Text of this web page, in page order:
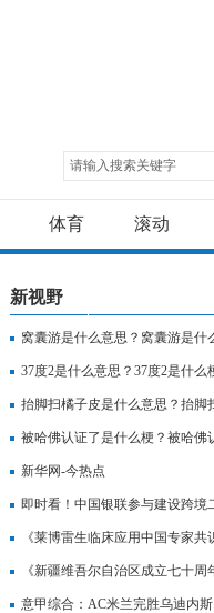
请输入搜索关键字
体育 滚动
新视野
窝囊游是什么意思？窝囊游是什
37度2是什么意思？37度2是什么
抬脚扫橘子皮是什么意思？抬脚
热推荐
被哈佛认证了是什么梗？被哈佛
新华网-今热点
即时看！中国银联参与建设跨境
构建支付互联互通新生态
《莱博雷生临床应用中国专家共
《新疆维吾尔自治区成立七十
齐首发
意甲综合：AC米兰完胜乌迪内